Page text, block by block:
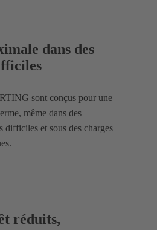
dans des
sont conçus pour une
même dans des
difficiles et sous des charges
réduits,